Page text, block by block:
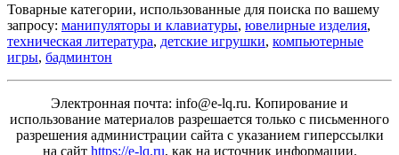
Товарные категории, использованные для поиска по вашему
запросу: манипуляторы и клавиатуры, ювелирные изделия,
техническая литература, детские игрушки, компьютерные
игры, бадминтон
Электронная почта: info@e-lq.ru. Копирование и
использование материалов разрешается только с письменного
разрешения администрации сайта с указанием гиперссылки
на сайт https://e-lq.ru, как на источник информации.